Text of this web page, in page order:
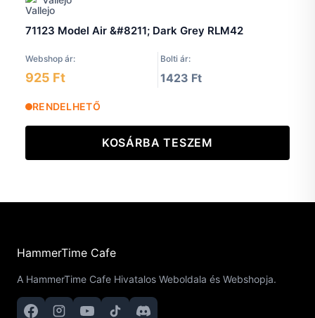
71123 Model Air &#8211; Dark Grey RLM42
Webshop ár: Bolti ár:
925 Ft 1423 Ft
RENDELHETŐ
KOSÁRBA TESZEM
HammerTime Cafe
A HammerTime Cafe Hivatalos Weboldala és Webshopja.